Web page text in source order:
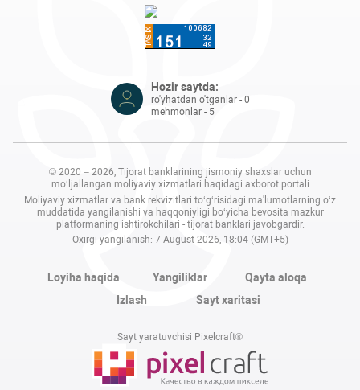
Hozir saytda:
ro'yhatdan o'tganlar - 0
mehmonlar - 5
© 2020 – 2026, Tijorat banklarining jismoniy shaxslar uchun
mo‘ljallangan moliyaviy xizmatlari haqidagi axborot portali
Moliyaviy xizmatlar va bank rekvizitlari to‘g‘risidagi ma'lumotlarning o‘z
muddatida yangilanishi va haqqoniyligi bo‘yicha bevosita mazkur
platformaning ishtirokchilari - tijorat banklari javobgardir.
Oxirgi yangilanish: 7 August 2026, 18:04 (GMT+5)
Loyiha haqida Yangiliklar
Qayta aloqa
Izlash
Sayt xaritasi
Sayt yaratuvchisi Pixelcraft®